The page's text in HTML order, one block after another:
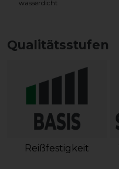
wasserdicht
Qualitätsstufen
Reißfestigkeit